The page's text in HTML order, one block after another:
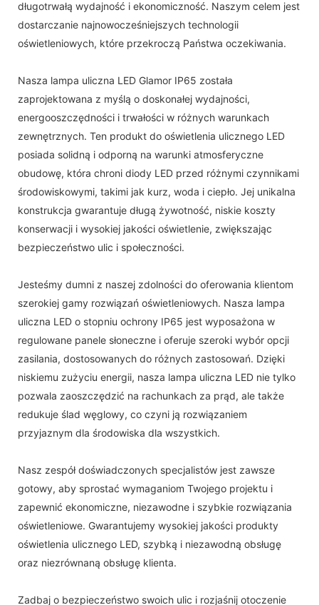
długotrwałą wydajność i ekonomiczność. Naszym celem jest
dostarczanie najnowocześniejszych technologii
oświetleniowych, które przekroczą Państwa oczekiwania.
Nasza lampa uliczna LED Glamor IP65 została
zaprojektowana z myślą o doskonałej wydajności,
energooszczędności i trwałości w różnych warunkach
zewnętrznych. Ten produkt do oświetlenia ulicznego LED
posiada solidną i odporną na warunki atmosferyczne
obudowę, która chroni diody LED przed różnymi czynnikami
środowiskowymi, takimi jak kurz, woda i ciepło. Jej unikalna
konstrukcja gwarantuje długą żywotność, niskie koszty
konserwacji i wysokiej jakości oświetlenie, zwiększając
bezpieczeństwo ulic i społeczności.
Jesteśmy dumni z naszej zdolności do oferowania klientom
szerokiej gamy rozwiązań oświetleniowych. Nasza lampa
uliczna LED o stopniu ochrony IP65 jest wyposażona w
regulowane panele słoneczne i oferuje szeroki wybór opcji
zasilania, dostosowanych do różnych zastosowań. Dzięki
niskiemu zużyciu energii, nasza lampa uliczna LED nie tylko
pozwala zaoszczędzić na rachunkach za prąd, ale także
redukuje ślad węglowy, co czyni ją rozwiązaniem
przyjaznym dla środowiska dla wszystkich.
Nasz zespół doświadczonych specjalistów jest zawsze
gotowy, aby sprostać wymaganiom Twojego projektu i
zapewnić ekonomiczne, niezawodne i szybkie rozwiązania
oświetleniowe. Gwarantujemy wysokiej jakości produkty
oświetlenia ulicznego LED, szybką i niezawodną obsługę
oraz niezrównaną obsługę klienta.
Zadbaj o bezpieczeństwo swoich ulic i rozjaśnij otoczenie